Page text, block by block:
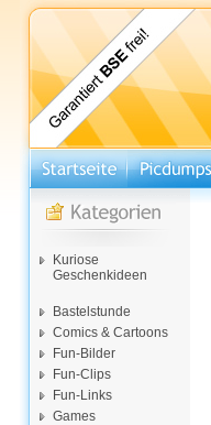
Kuriose
Geschenkideen
Bastelstunde
Comics & Cartoons
Fun-Bilder
Fun-Clips
Fun-Links
Games